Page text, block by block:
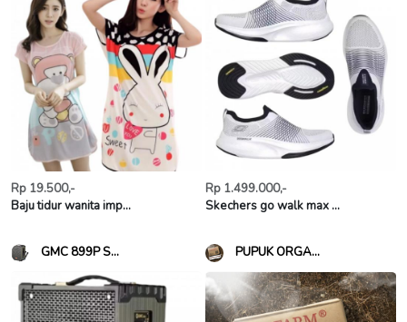
Rp 19.500,-
Baju tidur wanita imp...
Rp 1.499.000,-
Skechers go walk max ...
GMC 899P S... PUPUK ORGA...